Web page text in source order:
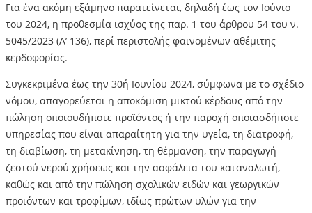
Για ένα ακόμη εξάμηνο παρατείνεται, δηλαδή έως τον Ιούνιο
του 2024, η προθεσμία ισχύος της παρ. 1 του άρθρου 54 του ν.
5045/2023 (Α’ 136), περί περιστολής φαινομένων αθέμιτης
κερδοφορίας.
Συγκεκριμένα έως την 30ή Ιουνίου 2024, σύμφωνα με το σχέδιο
νόμου, απαγορεύεται η αποκόμιση μικτού κέρδους από την
πώληση οποιουδήποτε προϊόντος ή την παροχή οποιασδήποτε
υπηρεσίας που είναι απαραίτητη για την υγεία, τη διατροφή,
τη διαβίωση, τη μετακίνηση, τη θέρμανση, την παραγωγή
ζεστού νερού χρήσεως και την ασφάλεια του καταναλωτή,
καθώς και από την πώληση σχολικών ειδών και γεωργικών
προϊόντων και τροφίμων, ιδίως πρώτων υλών για την